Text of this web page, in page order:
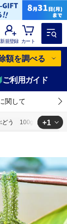
新規登録 カート
額を調べる
ご利用ガイド
関して
う 100g（ご自宅用）
+1